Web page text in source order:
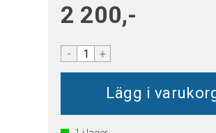
2 200,-
- +